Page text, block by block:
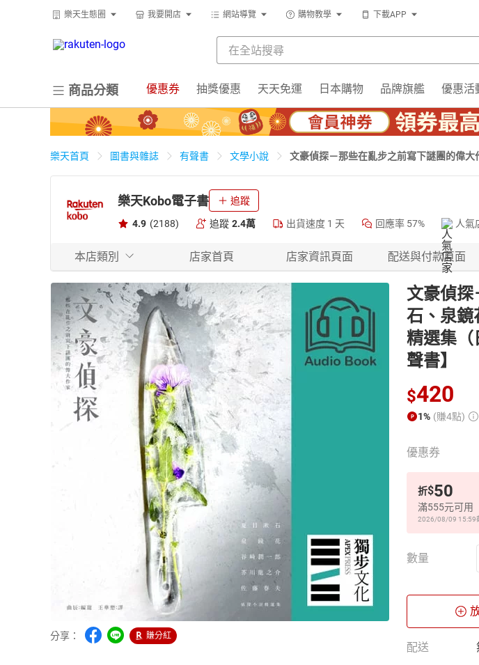
樂天生態圈 我要開店 網站導覽 購物教學 下載APP
商品分類 優惠券 抽獎優惠 天天免運 日本購物 品牌旗艦 優惠活
樂天首頁 圖書與雜誌 有聲書 文學小說
文豪偵探－那些在亂步之前寫下謎團的偉
樂天Kobo電子書 追蹤
4.9 (2188) 追蹤 2.4萬 出貨速度 1 天 回應率 57% 人氣
本店類別 店家首頁 店家資訊頁面 配送與付款頁面
分享： 賺分紅
文豪偵探
石、泉鏡
精選集（
聲書】
$420
1% (賺4點)
優惠券
折$50
滿555元可用
2026/08/09 15:59
數量
配送